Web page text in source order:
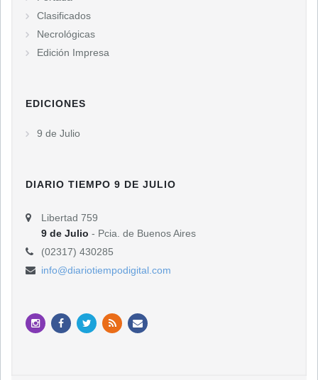
Clasificados
Necrológicas
Edición Impresa
EDICIONES
9 de Julio
DIARIO TIEMPO 9 DE JULIO
Libertad 759
9 de Julio - Pcia. de Buenos Aires
(02317) 430285
info@diariotiempodigital.com